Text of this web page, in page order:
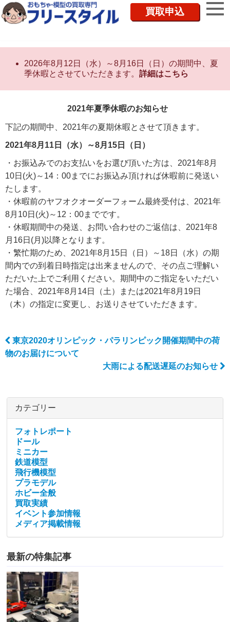
買取申込
2026年8月12日（水）～8月16日（日）の期間中、夏
季休暇とさせていただきます。 詳細はこちら
2021年夏季休暇のお知らせ
下記の期間中、2021年の夏期休暇とさせて頂きます。
2021年8月11日（水）～8月15日（日）
・お振込みでのお支払いをお選び頂いた方は、2021年8月
10日(火)～14：00までにお振込み頂ければ休暇前に発送い
たします。
・休暇前のヤフオクオーダーフォーム最終受付は、2021年
8月10日(火)～12：00までです。
・休暇期間中の発送、お問い合わせのご返信は、2021年8
月16日(月)以降となります。
・繁忙期のため、2021年8月15日（日）～18日（水）の期
間内での到着日時指定は出来ませんので、その点ご理解い
ただいた上でご利用ください。期間中のご指定をいただい
た場合、2021年8月14日（土）または2021年8月19日
（木）の指定に変更し、お送りさせていただきます。
Post navigation
東京2020オリンピック・パラリンピック開催期間中の荷
物のお届けについて
大雨による配送遅延のお知らせ
カテゴリー
フォトレポート
ドール
ミニカー
鉄道模型
飛行機模型
プラモデル
ホビー全般
買取実績
イベント参加情報
メディア掲載情報
最新の特集記事